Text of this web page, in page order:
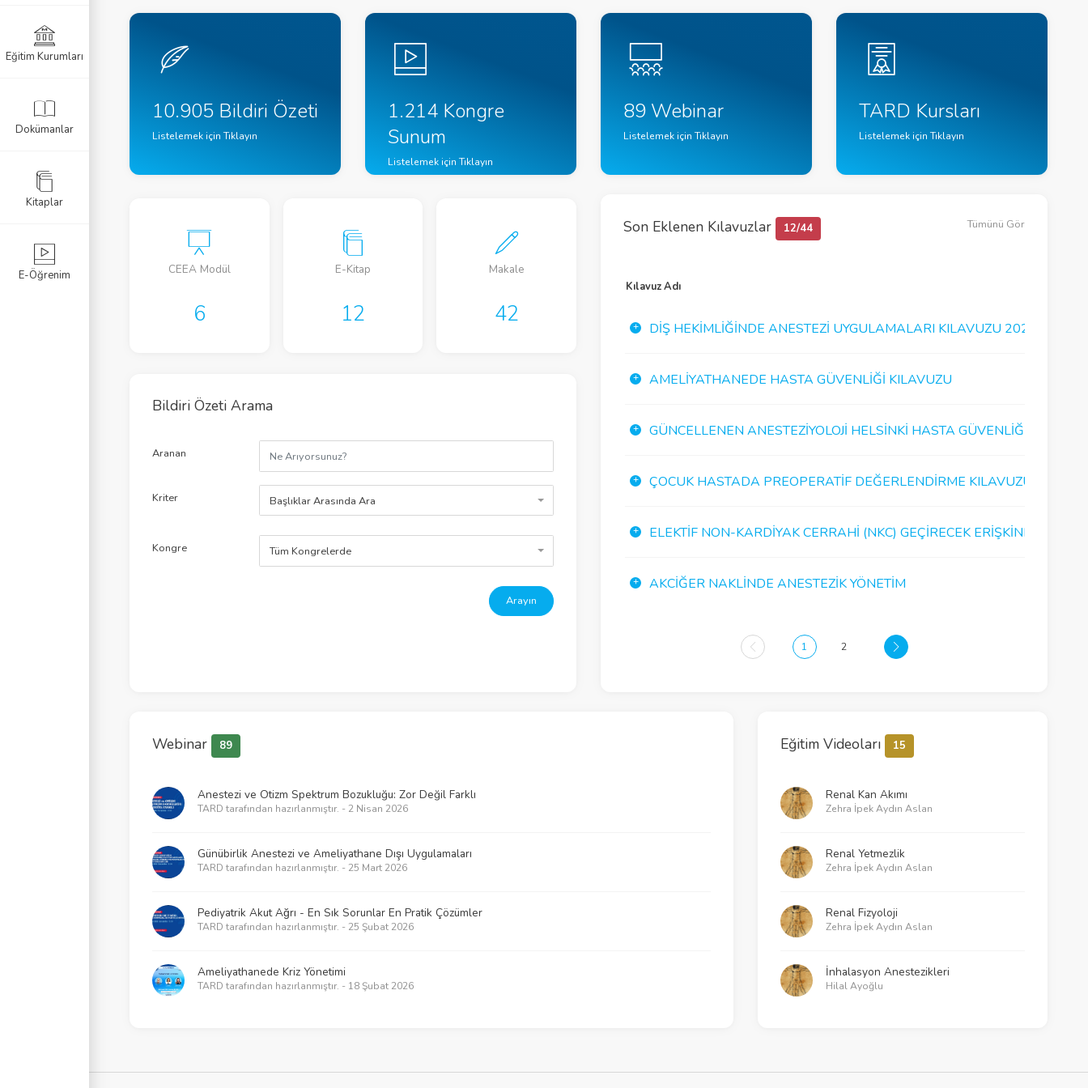
10.905 Bildiri Özeti
Listelemek için Tıklayın
1.214 Kongre
Sunum
Listelemek için Tıklayın
89 Webinar
Listelemek için Tıklayın
TARD Kursları
Listelemek için Tıklayın
CEEA Modül
6
E-Kitap
12
Makale
42 44
Bildiri Özeti Arama
Aranan
Kriter Başlıklar Arasında Ara
Kongre Tüm Kongrelerde
Arayın
Son Eklenen Kılavuzlar 12/44 Tümünü Gör
Kılavuz Adı
DIŞ HEKIMLIĞINDE ANESTEZI UYGULAMALARI KILAVUZU 2026
AMELIYATHANEDE HASTA GÜVENLIĞI KILAVUZU
GÜNCELLENEN ANESTEZIYOLOJI HELSINKI HASTA GÜVENLIĞI 2020
ÇOCUK HASTADA PREOPERATIF DEĞERLENDIRME KILAVUZU
ELEKTIF NON-KARDIYAK CERRAHI (NKC) GEÇIRECEK ERIŞKINLERIN PR...
AKCIĞER NAKLINDE ANESTEZIK YÖNETIM
1 2
Webinar 89
Anestezi ve Otizm Spektrum Bozukluğu: Zor Değil Farklı
TARD tarafından hazırlanmıştır. - 2 Nisan 2026
Günübirlik Anestezi ve Ameliyathane Dışı Uygulamaları
TARD tarafından hazırlanmıştır. - 25 Mart 2026
Pediyatrik Akut Ağrı - En Sık Sorunlar En Pratik Çözümler
TARD tarafından hazırlanmıştır. - 25 Şubat 2026
Ameliyathanede Kriz Yönetimi
TARD tarafından hazırlanmıştır. - 18 Şubat 2026
Eğitim Videoları 15
Renal Kan Akımı
Zehra İpek Aydın Aslan
Renal Yetmezlik
Zehra İpek Aydın Aslan
Renal Fizyoloji
Zehra İpek Aydın Aslan
İnhalasyon Anestezikleri
Hilal Ayoğlu
Eğitim Kurumları
Dokümanlar
Kitaplar
E-Öğrenim